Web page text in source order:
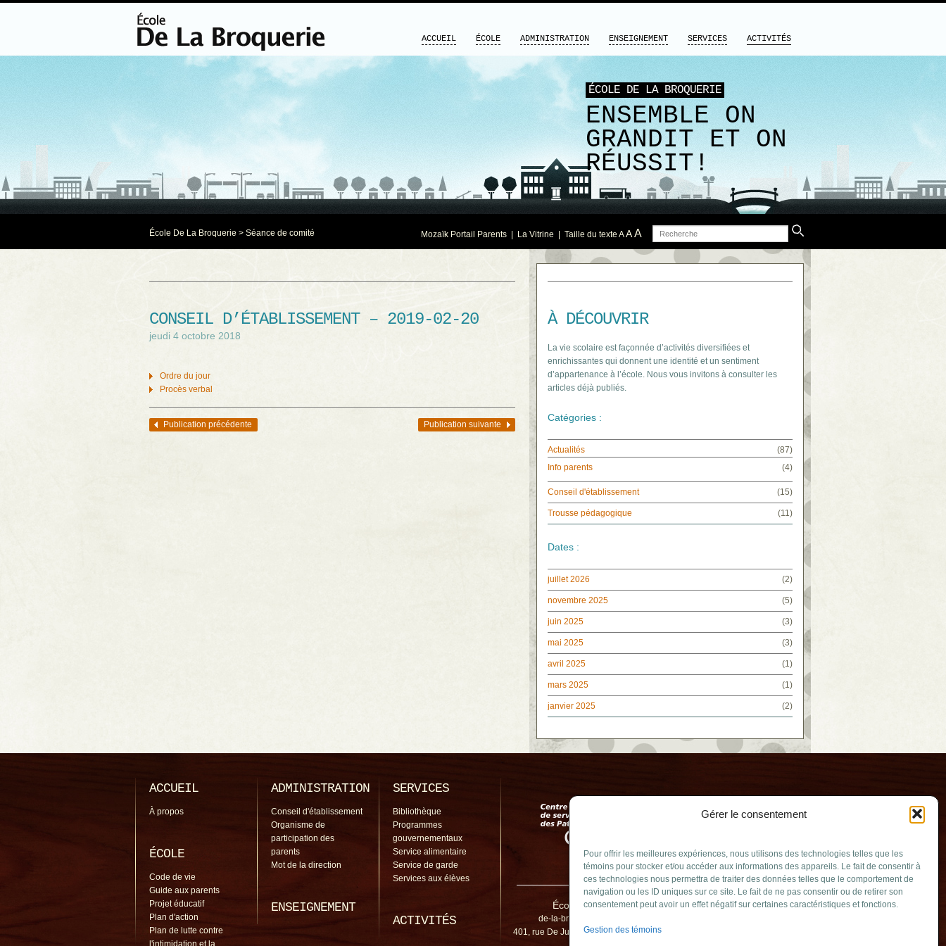
Gérer le consentement
Pour offrir les meilleures expériences, nous utilisons des technologies telles que les
témoins pour stocker et/ou accéder aux informations des appareils. Le fait de consentir à
ces technologies nous permettra de traiter des données telles que le comportement de
navigation ou les ID uniques sur ce site. Le fait de ne pas consentir ou de retirer son
consentement peut avoir un effet négatif sur certaines caractéristiques et fonctions.
Gestion des témoins
ÉCOLE DE LA BROQUERIE
ENSEMBLE ON
GRANDIT ET ON
RÉUSSIT!
ACCUEIL ÉCOLE ADMINISTRATION ENSEIGNEMENT SERVICES ACTIVITÉS
École De La Broquerie > Séance de comité Mozaïk Portail Parents La Vitrine | Taille du texte A AA Recherche
CONSEIL D’ÉTABLISSEMENT – 2019-02-20
jeudi 4 octobre 2018
Ordre du jour
Procès verbal
Navigation des articles
Publication précédente Publication suivante
À DÉCOUVRIR
La vie scolaire est façonnée d’activités diversifiées et
enrichissantes qui donnent une identité et un sentiment
d’appartenance à l’école. Nous vous invitons à consulter les
articles déjà publiés.
Catégories :
Actualités
(87)
Info parents
(4)
Conseil d'établissement (15)
Trousse pédagogique (11)
Dates :
juillet 2026 (2)
novembre 2025 (5)
juin 2025 (3)
mai 2025 (3)
avril 2025 (1)
mars 2025 (1)
janvier 2025 (2)
ACCUEIL
À propos
ÉCOLE
Code de vie
Guide aux parents
Projet éducatif
Plan d'action
Plan de lutte contre
l'intimidation et la
ADMINISTRATION
Conseil d'établissement
Organisme de
participation des
parents
Mot de la direction
ENSEIGNEMENT
SERVICES
Bibliothèque
Programmes
gouvernementaux
Service alimentaire
Service de garde
Services aux élèves
ACTIVITÉS
École De La Broquerie
de-la-broquerie@cssp.gouv.qc.ca
401, rue De Jumonville, Boucherville (Québec)